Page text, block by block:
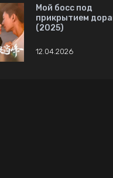
Мой босс под
прикрытием
(2025)
12.04.2026